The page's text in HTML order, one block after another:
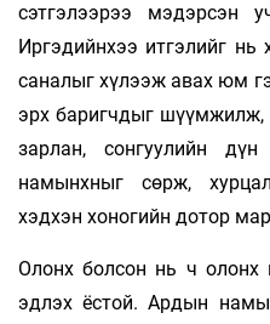
сэтгэлээрээ мэдэрсэн
Иргэдийнхээ итгэлийг
саналыг хүлээж авах юм
эрх баригчдыг шүүмжилж,
зарлан, сонгуулийн
намынхныг сөрж,
хэдхэн хоногийн дотор
Олонх болсон нь ч
эдлэх ёстой. Ардын